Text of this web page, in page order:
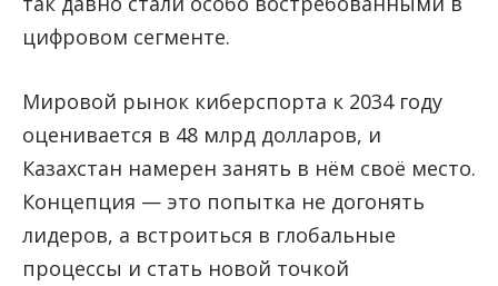
цифровом сегменте.
Мировой рынок киберспорта к 2034 году
оценивается в 48 млрд долларов, и
Казахстан намерен занять в нём своё место.
Концепция — это попытка не догонять
лидеров, а встроиться в глобальные
процессы и стать новой точкой